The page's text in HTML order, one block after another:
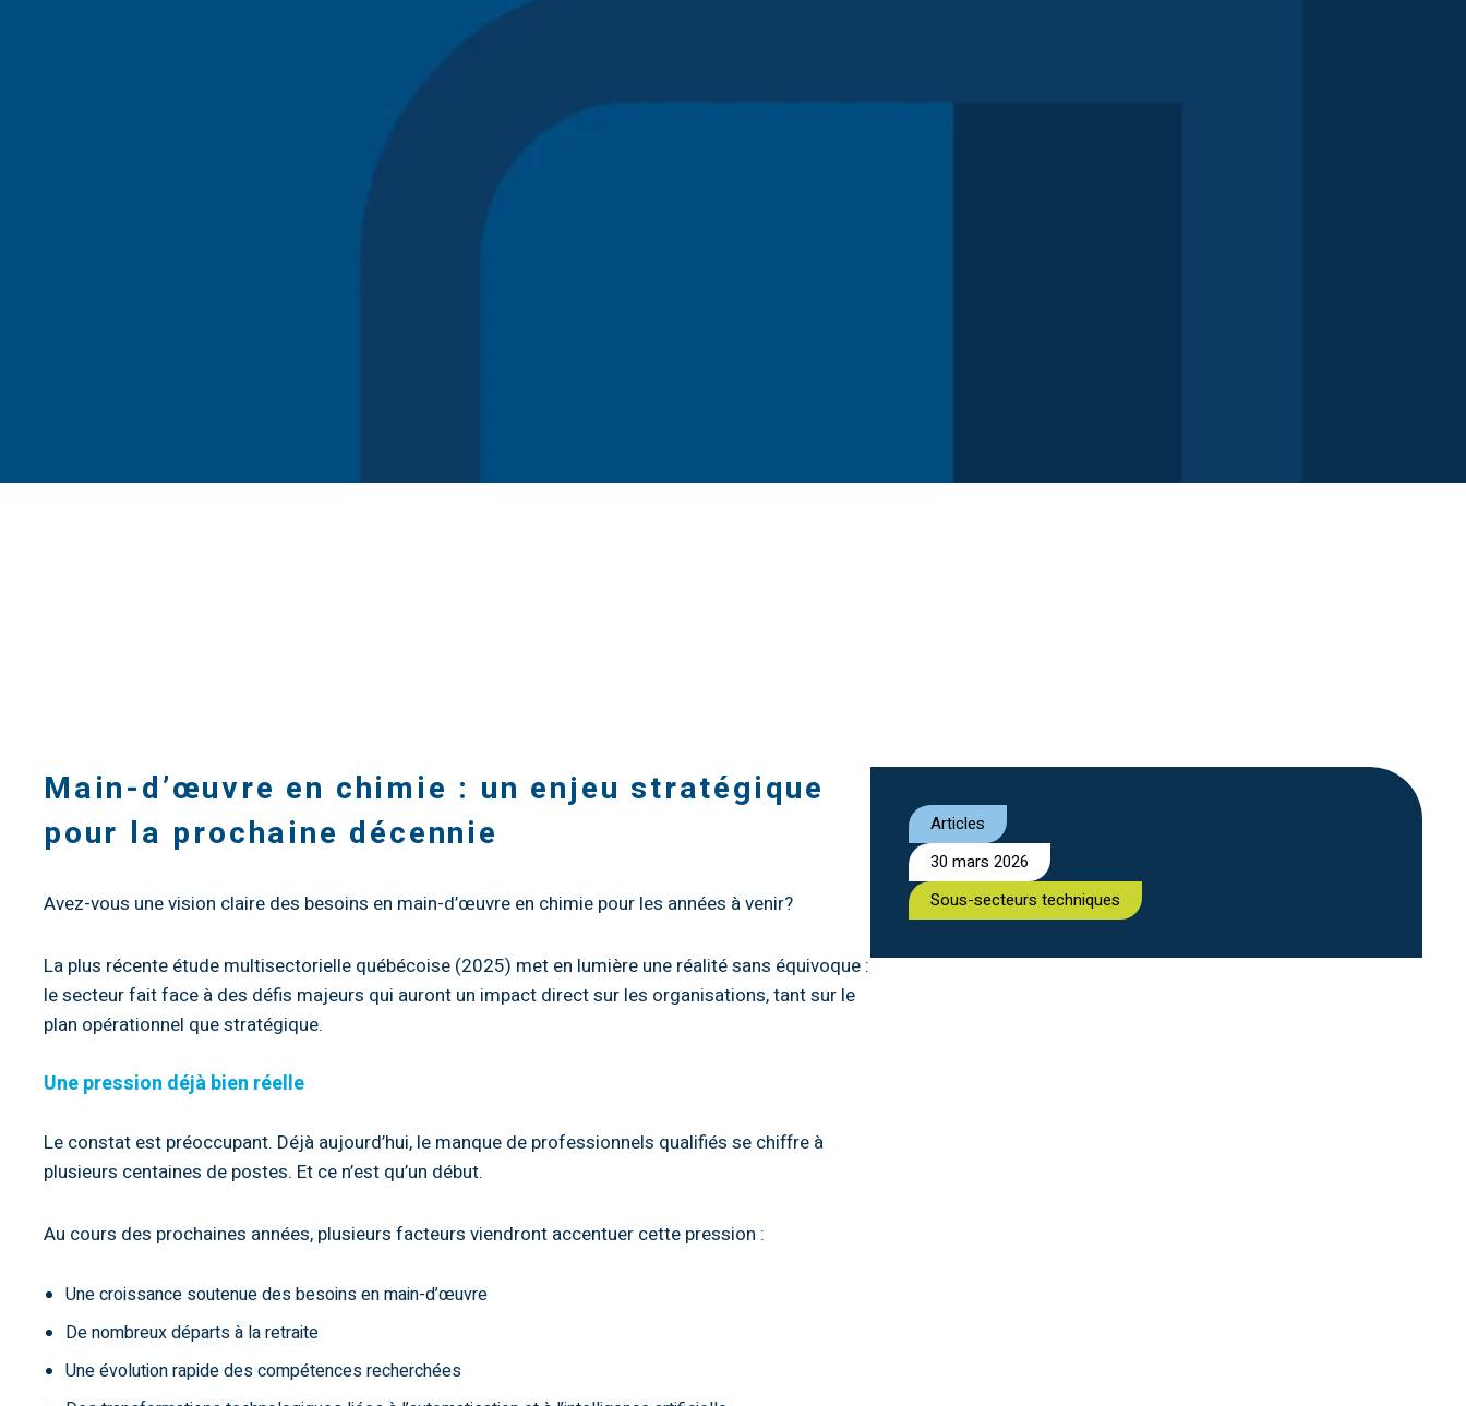
Articles
30 mars 2026
Sous-secteurs techniques
Main-d’œuvre en chimie : un enjeu stratégique
pour la prochaine décennie
Avez-vous une vision claire des besoins en main-d’œuvre en chimie pour les années à venir?
La plus récente étude multisectorielle québécoise (2025) met en lumière une réalité sans équivoque :
le secteur fait face à des défis majeurs qui auront un impact direct sur les organisations, tant sur le
plan opérationnel que stratégique.
Une pression déjà bien réelle
Le constat est préoccupant. Déjà aujourd’hui, le manque de professionnels qualifiés se chiffre à
plusieurs centaines de postes. Et ce n’est qu’un début.
Au cours des prochaines années, plusieurs facteurs viendront accentuer cette pression :
Une croissance soutenue des besoins en main-d’œuvre
De nombreux départs à la retraite
Une évolution rapide des compétences recherchées